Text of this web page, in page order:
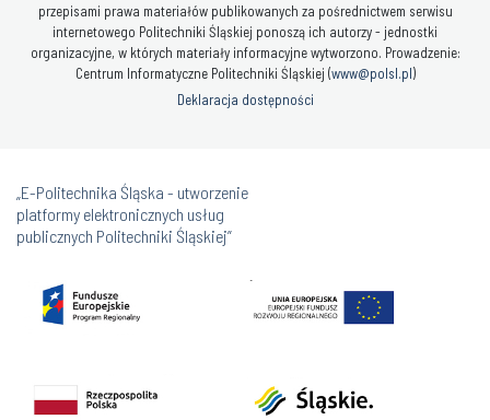
przepisami prawa materiałów publikowanych za pośrednictwem serwisu
internetowego Politechniki Śląskiej ponoszą ich autorzy - jednostki
organizacyjne, w których materiały informacyjne wytworzono. Prowadzenie:
Centrum Informatyczne Politechniki Śląskiej (www@polsl.pl)
Deklaracja dostępności
„E-Politechnika Śląska - utworzenie
platformy elektronicznych usług
publicznych Politechniki Śląskiej”